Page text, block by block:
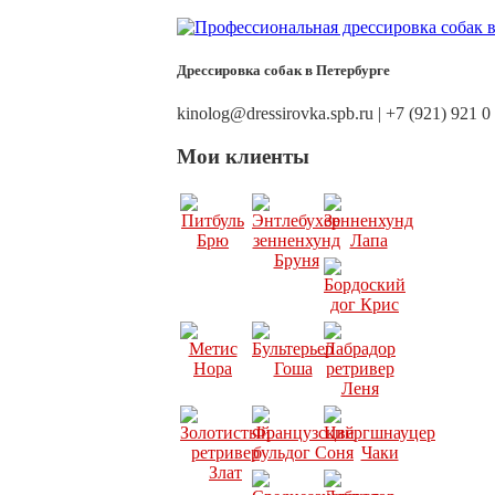
Дрессировка собак в Петербурге
kinolog@dressirovka.spb.ru | +7 (921) 921 0
Мои клиенты